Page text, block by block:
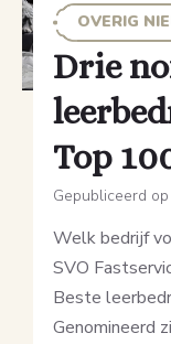
OVERIG
Drie
Top
Gepubliceerd
Welk bedrijf
SVO
Beste
Genomineerd